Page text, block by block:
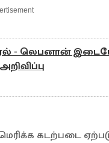
- லெபனான்
கடற்படை